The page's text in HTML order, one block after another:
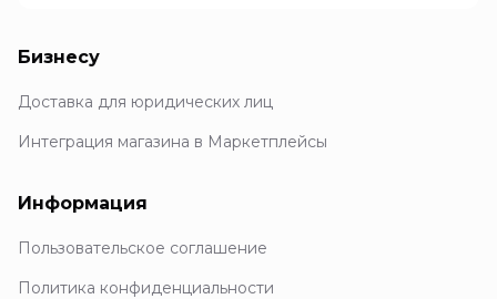
Бизнесу
Доставка для юридических лиц
Интеграция магазина в Маркетплейсы
Информация
Пользовательское соглашение
Политика конфиденциальности